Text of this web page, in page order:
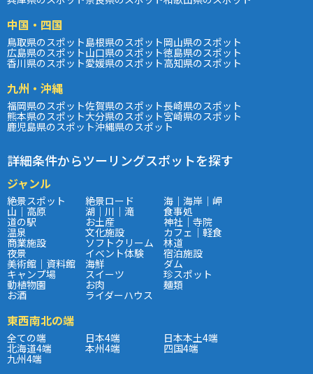
中国・四国
鳥取県のスポット島根県のスポット岡山県のスポット
広島県のスポット山口県のスポット徳島県のスポット
香川県のスポット愛媛県のスポット高知県のスポット
九州・沖縄
福岡県のスポット佐賀県のスポット長崎県のスポット
熊本県のスポット大分県のスポット宮崎県のスポット
鹿児島県のスポット沖縄県のスポット
詳細条件からツーリングスポットを探す
ジャンル
絶景スポット 絶景ロード 海｜海岸｜岬
山｜高原 湖｜川｜滝 食事処
道の駅 お土産 神社｜寺院
温泉 文化施設 カフェ｜軽食
商業施設 ソフトクリーム 林道
夜景 イベント体験 宿泊施設
美術館｜資料館 海鮮 ダム
キャンプ場 スイーツ 珍スポット
動植物園 お肉 麺類
お酒 ライダーハウス
東西南北の端
全ての端 日本4端 日本本土4端
北海道4端 本州4端 四国4端
九州4端